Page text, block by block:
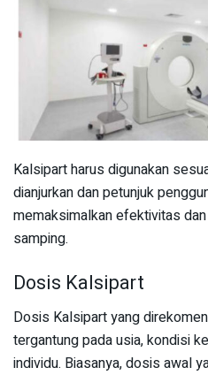
Kalsipart harus digunakan
dianjurkan dan petunjuk
memaksimalkan efektivitas
samping.
Dosis Kalsipart
Dosis Kalsipart yang
tergantung pada usia, kondisi
individu. Biasanya, dosis awal